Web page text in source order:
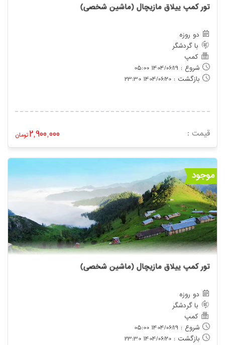
تور کمپ ییلاق مازیچال (ماشین شخصی)
دو روزه
با گردشگر
کمپ
شروع : 1404/06/19 05:00
بازگشت : 1404/06/20 23:30
قیمت : 2,900,000تومان
موجود
تور کمپ ییلاق مازیچال (ماشین شخصی)
دو روزه
با گردشگر
کمپ
شروع : 1404/06/19 05:00
بازگشت : 1404/06/20 23:30